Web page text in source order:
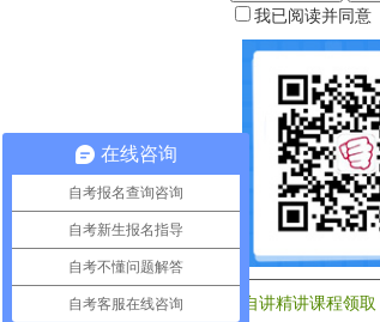
我已阅读并同意
自讲精讲课程领取
在线咨询
自考报名查询咨询
自考新生报名指导
自考不懂问题解答
自考客服在线咨询